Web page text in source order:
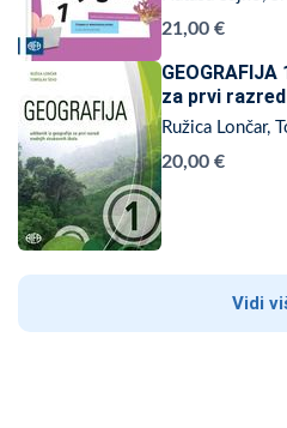
21,00 €
za prvi
Ružica Lončar,
20,00 €
Vidi